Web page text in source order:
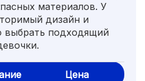
материалов. У
дизайн и
выбрать подходящий
Цена